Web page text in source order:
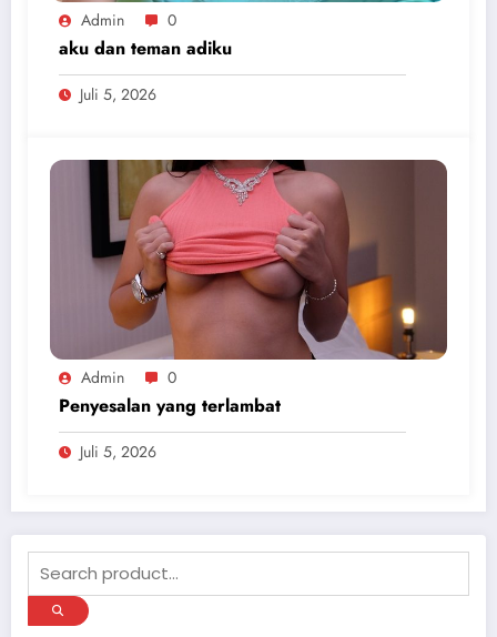
Admin 0
aku dan teman adiku
Juli 5, 2026
Admin 0
Penyesalan yang terlambat
Juli 5, 2026